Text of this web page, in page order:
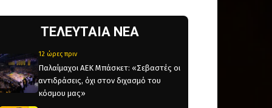
ΤΕΛΕΥΤΑΙΑ ΝΕΑ
12 ώρες πριν
Παλαίμαχοι ΑΕΚ Μπάσκετ: «Σεβαστές οι
αντιδράσεις, όχι στον διχασμό του
κόσμου μας»